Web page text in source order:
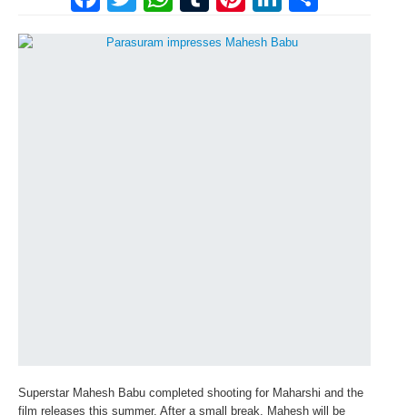
Superstar Mahesh Babu completed shooting for Maharshi and the
film releases this summer. After a small break, Mahesh will be